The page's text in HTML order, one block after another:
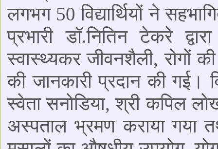
लगभग 50 विद्यार्थियों ने
प्रभारी डॉ.नितिन टेकरे
स्वास्थ्यकर जीवनशैली, रोगों
की जानकारी प्रदान की गई।
स्वेता सनोडिया, श्री कपिल
अस्पताल भ्रमण कराया गया